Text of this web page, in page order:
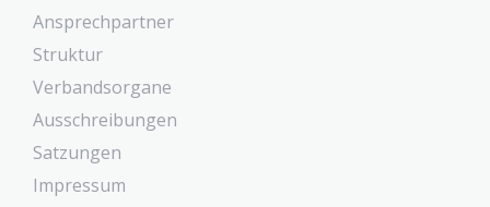
Ansprechpartner
Struktur
Verbandsorgane
Ausschreibungen
Satzungen
Impressum